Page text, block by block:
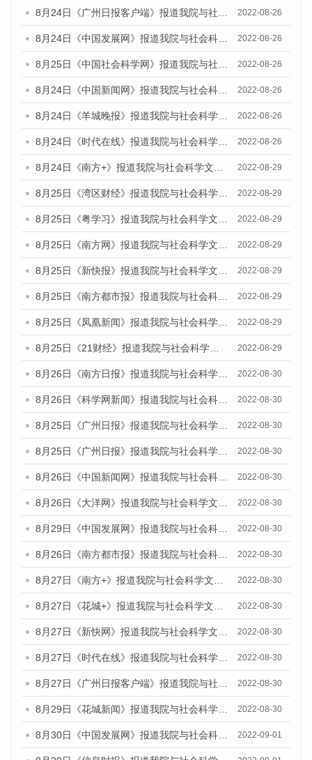
8月24日《广州日报客户端》报道我院与社会科学文献出版社联合发布《广州蓝皮书：广州城市国际化发展报告（2022）》的媒体文章 2022-08-26
8月24日《中国发展网》报道我院与社会科学文献出版社联合发布《广州蓝皮书：广州城市国际化发展报告（2022）》的媒体文章 2022-08-26
8月25日《中国社会科学网》报道我院与社会科学文献出版社联合发布《广州蓝皮书：广州城市国际化发展报告（2022）》的媒体文章 2022-08-26
8月24日《中国新闻网》报道我院与社会科学文献出版社联合发布《广州蓝皮书：广州城市国际化发展报告（2022）》的媒体文章 2022-08-26
8月24日《羊城晚报》报道我院与社会科学文献出版社联合发布《广州蓝皮书：广州城市国际化发展报告（2022）》的媒体文章 2022-08-26
8月24日《时代在线》报道我院与社会科学文献出版社联合发布《广州蓝皮书：广州城市国际化发展报告（2022）》的媒体文章 2022-08-26
8月24日《南方+》报道我院与社会科学文献出版社联合发布《广州蓝皮书：广州城市国际化发展报告（2022）》的媒体文章 2022-08-29
8月25日《湾区财经》报道我院与社会科学文献出版社联合发布《广州蓝皮书：广州城市国际化发展报告（2022）》的媒体文章 2022-08-29
8月25日《粤学习》报道我院与社会科学文献出版社联合发布《广州蓝皮书：广州城市国际化发展报告（2022）》的媒体文章 2022-08-29
8月25日《南方网》报道我院与社会科学文献出版社联合发布《广州蓝皮书：广州城市国际化发展报告（2022）》的媒体文章 2022-08-29
8月25日《新快报》报道我院与社会科学文献出版社联合发布《广州蓝皮书：广州城市国际化发展报告（2022）》的媒体文章 2022-08-29
8月25日《南方都市报》报道我院与社会科学文献出版社联合发布《广州蓝皮书：广州城市国际化发展报告（2022）》的媒体文章 2022-08-29
8月25日《凤凰新闻》报道我院与社会科学文献出版社联合发布《广州蓝皮书：广州城市国际化发展报告（2022）》的媒体文章 2022-08-29
8月25日《21财经》报道我院与社会科学文献出版社联合发布《广州蓝皮书：广州城市国际化发展报告（2022）》的媒体文章 2022-08-29
8月26日《南方日报》报道我院与社会科学文献出版社联合发布《广州蓝皮书：广州城市国际化发展报告（2022）》的媒体文章 2022-08-30
8月26日《科学网新闻》报道我院与社会科学文献出版社联合发布《广州蓝皮书：广州城市国际化发展报告（2022）》的媒体文章 2022-08-30
8月25日《广州日报》报道我院与社会科学文献出版社联合发布《广州蓝皮书：广州城市国际化发展报告（2022）》的媒体文章 2022-08-30
8月25日《广州日报》报道我院与社会科学文献出版社联合发布《广州蓝皮书：广州城市国际化发展报告（2022）》的媒体文章 2022-08-30
8月26日《中国新闻网》报道我院与社会科学文献出版社联合发布《广州蓝皮书：广州社会发展报告(2022)》的媒体文章 2022-08-30
8月26日《大洋网》报道我院与社会科学文献出版社联合发布《广州蓝皮书：广州社会发展报告(2022)》的媒体文章 2022-08-30
8月29日《中国发展网》报道我院与社会科学文献出版社联合发布《广州蓝皮书：广州社会发展报告(2022)》的媒体文章 2022-08-30
8月26日《南方都市报》报道我院与社会科学文献出版社联合发布《广州蓝皮书：广州社会发展报告(2022)》的媒体文章 2022-08-30
8月27日《南方+》报道我院与社会科学文献出版社联合发布《广州蓝皮书：广州社会发展报告(2022)》的媒体文章 2022-08-30
8月27日《花城+》报道我院与社会科学文献出版社联合发布《广州蓝皮书：广州社会发展报告(2022)》的媒体文章 2022-08-30
8月27日《新快网》报道我院与社会科学文献出版社联合发布《广州蓝皮书：广州社会发展报告(2022)》的媒体文章 2022-08-30
8月27日《时代在线》报道我院与社会科学文献出版社联合发布《广州蓝皮书：广州社会发展报告(2022)》的媒体文章 2022-08-30
8月27日《广州日报客户端》报道我院与社会科学文献出版社联合发布《广州蓝皮书：广州社会发展报告(2022)》的媒体文章 2022-08-30
8月29日《花城新闻》报道我院与社会科学文献出版社联合发布《广州蓝皮书：广州社会发展报告(2022)》的媒体文章 2022-08-30
8月30日《中国发展网》报道我院与社会科学文献出版社联合发布《广州蓝皮书：广州社会发展报告（2022）》的媒体采访 2022-09-01